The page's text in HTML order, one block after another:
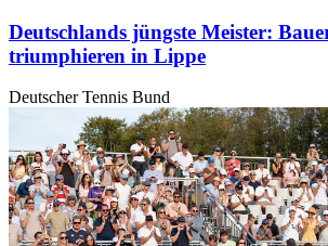
Deutschlands jüngste Meister:
triumphieren in Lippe
Deutscher Tennis Bund